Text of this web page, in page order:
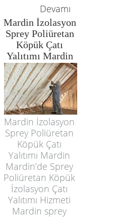
Devamı
Mardin İzolasyon
Sprey Poliüretan
Köpük Çatı
Yalıtımı Mardin
Mardin İzolasyon
Sprey Poliüretan
Köpük Çatı
Yalıtımı Mardin
Mardin’de Sprey
Poliüretan Köpük
İzolasyon Çatı
Yalıtımı Hizmeti
Mardin sprey